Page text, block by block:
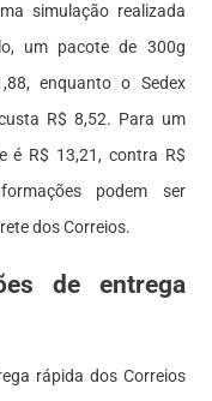
simulação realizada
um pacote de 300g
enquanto o Sedex
R$ 8,52. Para um
é R$ 13,21, contra R$
podem ser
dos Correios.
de entrega
rápida dos Correios